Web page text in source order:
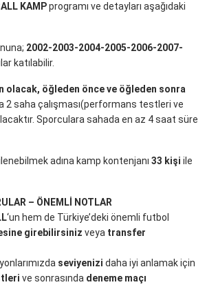
KAMPprogramı ve detayları aşağıdaki
2002-2003-2004-2005-2006-2007-
katılabilir.
olacak, öğleden önce ve öğleden sonra
2 saha çalışması(performans testleri ve
Sporculara sahada en az 4 saat süre
adına kamp kontenjanı33 kişi ile
– ÖNEMLİ NOTLAR
‘un hem de Türkiye’deki önemli futbol
girebilirsiniz veya transfer
seviyenizi daha iyi anlamak için
ve sonrasında deneme maçı